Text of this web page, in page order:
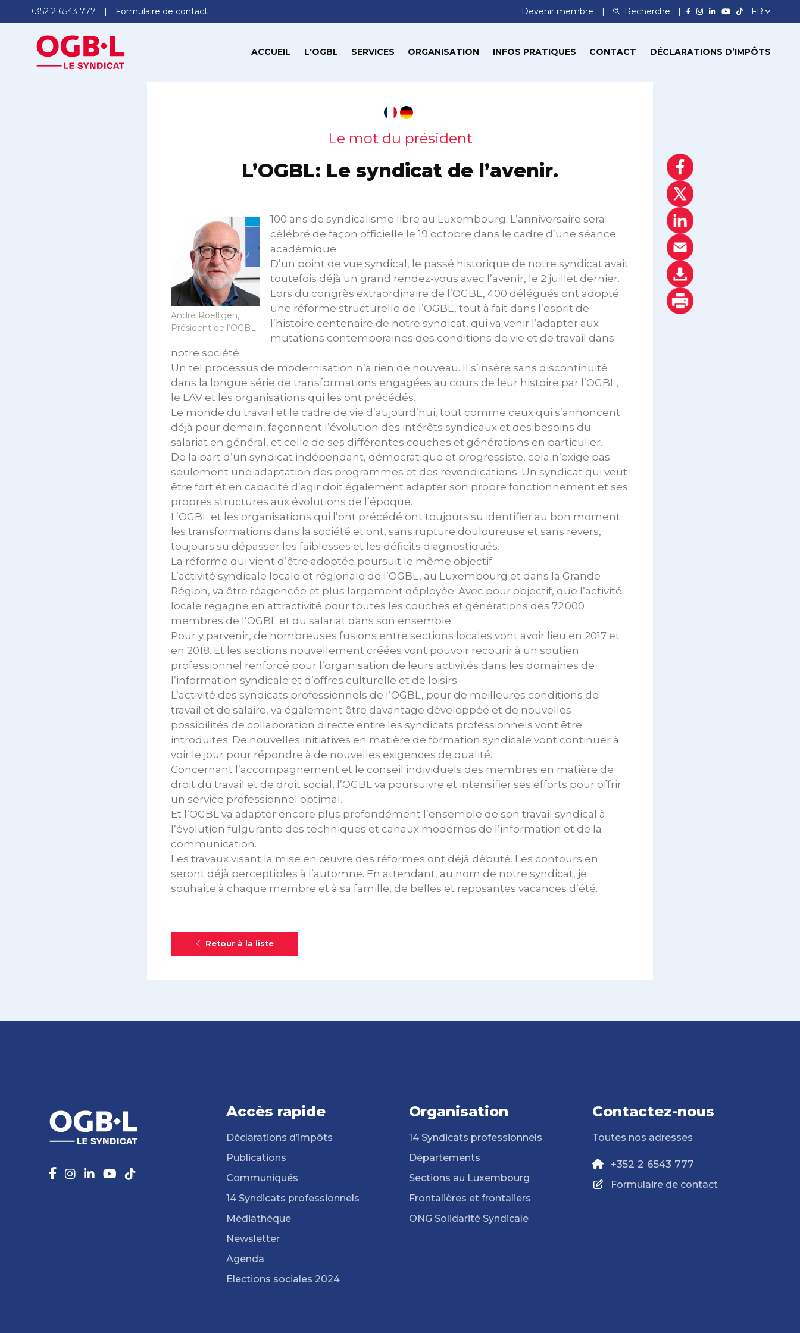
+352 2 6543 777 Formulaire de contact Devenir membre Recherche
ACCUEIL L'OGBL SERVICES ORGANISATION INFOS PRATIQUES CONTACT DÉCLARATIONS D’IMPÔTS
Le mot du président
L’OGBL: Le syndicat de l’avenir.
André Roeltgen,
Président de l‘OGBL
100 ans de syndicalisme libre au Luxembourg. L’anniversaire sera
célébré de façon officielle le 19 octobre dans le cadre d’une séance
académique.
D’un point de vue syndical, le passé historique de notre syndicat avait
toutefois déjà un grand rendez-vous avec l’avenir, le 2 juillet dernier.
Lors du congrès extraordinaire de l’OGBL, 400 délégués ont adopté
une réforme structurelle de l’OGBL, tout à fait dans l’esprit de
l’histoire centenaire de notre syndicat, qui va venir l’adapter aux
mutations contemporaines des conditions de vie et de travail dans
notre société.
Un tel processus de modernisation n’a rien de nouveau. Il s’insère sans discontinuité
dans la longue série de transformations engagées au cours de leur histoire par l’OGBL,
le LAV et les organisations qui les ont précédés.
Le monde du travail et le cadre de vie d’aujourd’hui, tout comme ceux qui s’annoncent
déjà pour demain, façonnent l’évolution des intérêts syndicaux et des besoins du
salariat en général, et celle de ses différentes couches et générations en particulier.
De la part d’un syndicat indépendant, démocratique et progressiste, cela n’exige pas
seulement une adaptation des programmes et des revendications. Un syndicat qui veut
être fort et en capacité d’agir doit également adapter son propre fonctionnement et ses
propres structures aux évolutions de l’époque.
L’OGBL et les organisations qui l’ont précédé ont toujours su identifier au bon moment
les transformations dans la société et ont, sans rupture douloureuse et sans revers,
toujours su dépasser les faiblesses et les déficits diagnostiqués.
La réforme qui vient d’être adoptée poursuit le même objectif.
L’activité syndicale locale et régionale de l’OGBL, au Luxembourg et dans la Grande
Région, va être réagencée et plus largement déployée. Avec pour objectif, que l’activité
locale regagne en attractivité pour toutes les couches et générations des 72 000
membres de l’OGBL et du salariat dans son ensemble.
Pour y parvenir, de nombreuses fusions entre sections locales vont avoir lieu en 2017 et
en 2018. Et les sections nouvellement créées vont pouvoir recourir à un soutien
professionnel renforcé pour l’organisation de leurs activités dans les domaines de
l’information syndicale et d’offres culturelle et de loisirs.
L’activité des syndicats professionnels de l’OGBL, pour de meilleures conditions de
travail et de salaire, va également être davantage développée et de nouvelles
possibilités de collaboration directe entre les syndicats professionnels vont être
introduites. De nouvelles initiatives en matière de formation syndicale vont continuer à
voir le jour pour répondre à de nouvelles exigences de qualité.
Concernant l’accompagnement et le conseil individuels des membres en matière de
droit du travail et de droit social, l’OGBL va poursuivre et intensifier ses efforts pour offrir
un service professionnel optimal.
Et l’OGBL va adapter encore plus profondément l’ensemble de son travail syndical à
l’évolution fulgurante des techniques et canaux modernes de l’information et de la
communication.
Les travaux visant la mise en œuvre des réformes ont déjà débuté. Les contours en
seront déjà perceptibles à l’automne. En attendant, au nom de notre syndicat, je
souhaite à chaque membre et à sa famille, de belles et reposantes vacances d’été.
Retour à la liste
Accès rapide
Déclarations d’impôts
Publications
Communiqués
14 Syndicats professionnels
Médiathèque
Newsletter
Agenda
Elections sociales 2024
Organisation
14 Syndicats professionnels
Départements
Sections au Luxembourg
Frontalières et frontaliers
ONG Solidarité Syndicale
Contactez-nous
Toutes nos adresses
+352 2 6543 777
Formulaire de contact